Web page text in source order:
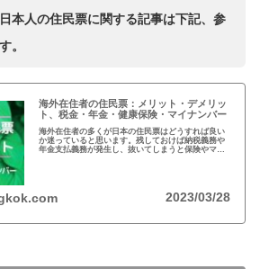
本人の住民票に関する記事は下記、参
。
海外在住者の住民票：メリット・デメリッ
ト、税金・年金・健康保険・マイナンバー
海外在住者の多くが日本の住民票はどうすれば良い
か迷っていると思います。残しておけば納税義務や
年金支払義務が発生し、抜いてしまうと保険やマイ
2023/03/28